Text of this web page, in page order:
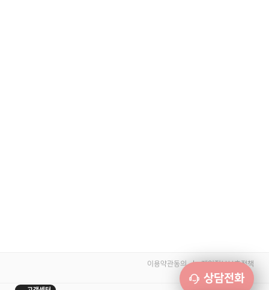
상담전화
이용약관동의 개인정보보호정책